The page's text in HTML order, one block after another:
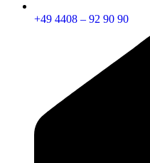
+49 4408 – 92 90 90